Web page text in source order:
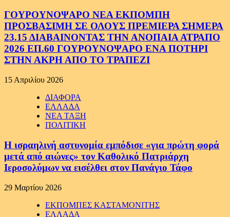
ΓΟΥΡΟΥΝΟΨΑΡΟ ΝΕΑ ΕΚΠΟΜΠΗ
ΠΡΟΣΒΑΣΙΜΗ ΣΕ ΟΛΟΥΣ ΠΡΕΜΙΕΡΑ ΣΗΜΕΡΑ
23.15 ΔΙΑΒΑΙΝΟΝΤΑΣ ΤΗΝ ΑΝΟΠΑΙΑ ΑΤΡΑΠΟ
2026 ΕΠ.60 ΓΟΥΡΟΥΝΟΨΑΡΟ ΕΝΑ ΠΟΤΗΡΙ
ΣΤΗΝ ΑΚΡΗ ΑΠΟ ΤΟ ΤΡΑΠΕΖΙ
15 Απριλίου 2026
ΔΙΑΦΟΡΑ
ΕΛΛΑΔΑ
ΝΕΑ ΤΑΞΗ
ΠΟΛΙΤΙΚΗ
Η ισραηλινή αστυνομία εμπόδισε «για πρώτη φορά
μετά από αιώνες» τον Καθολικό Πατριάρχη
Ιεροσολύμων να εισέλθει στον Πανάγιο Τάφο
29 Μαρτίου 2026
ΕΚΠΟΜΠΕΣ ΚΑΣΤΑΜΟΝΙΤΗΣ
ΕΛΛΑΔΑ